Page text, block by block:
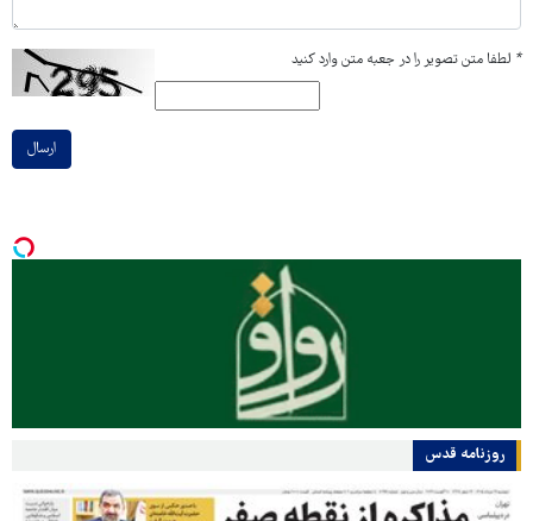
* لطفا متن تصویر را در جعبه متن وارد کنید
ارسال
روزنامه قدس